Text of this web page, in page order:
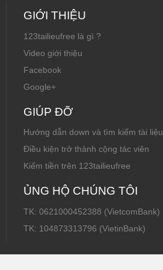
GIỚI THIỆU
123tailieufree là gì ?
Video giới thiệu
Facebook
Google+
GIÚP ĐỠ
Hướng dẫn down và tìm kiếm tài liệu
Điều kiện trở thành cộng tác viên
Kiếm tiền trên 123tailieufree
ỦNG HỘ CHÚNG TÔI
TK: 0621000452388 (VietcomBank)
TK: 104873313796 (VietinBank)